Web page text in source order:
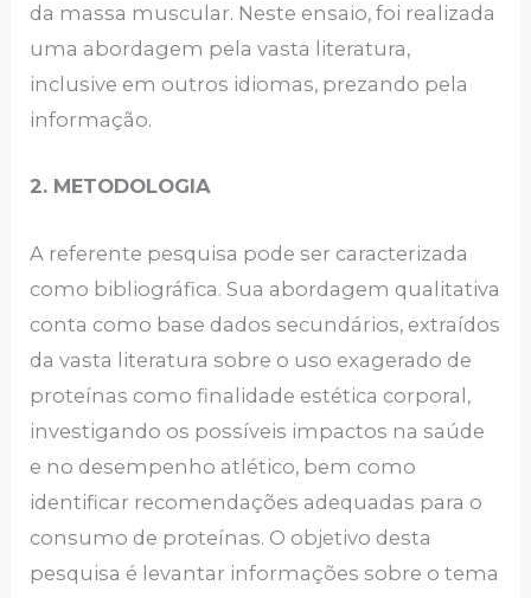
da massa muscular. Neste ensaio, foi realizada
uma abordagem pela vasta literatura,
inclusive em outros idiomas, prezando pela
informação.
2. METODOLOGIA
A referente pesquisa pode ser caracterizada
como bibliográfica. Sua abordagem qualitativa
conta como base dados secundários, extraídos
da vasta literatura sobre o uso exagerado de
proteínas como finalidade estética corporal,
investigando os possíveis impactos na saúde
e no desempenho atlético, bem como
identificar recomendações adequadas para o
consumo de proteínas. O objetivo desta
pesquisa é levantar informações sobre o tema